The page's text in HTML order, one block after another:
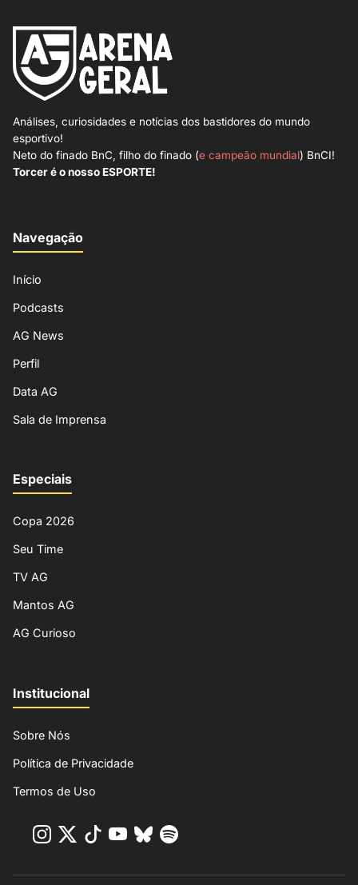
Análises, curiosidades e notícias dos bastidores do mundo
esportivo!
Neto do finado BnC, filho do finado (e campeão mundial) BnCI!
Torcer é o nosso ESPORTE!
Navegação
Início
Podcasts
AG News
Perfil
Data AG
Sala de Imprensa
Especiais
Copa 2026
Seu Time
TV AG
Mantos AG
AG Curioso
Institucional
Sobre Nós
Política de Privacidade
Termos de Uso